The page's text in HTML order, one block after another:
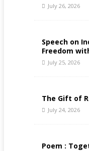
July 26, 2026
Speech on
Freedom
July 25, 2026
The Gift of
July 24, 2026
Poem :